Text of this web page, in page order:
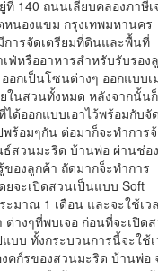
140 ถนนเลียบคลองภาษี
นองแขม กรุงเทพมหานคร
การจัดเตรียมที่ดินและพื้นที่
ฟ่หรืออาหารสำหรับรับรอง
อกเป็นโซนต่างๆ ออกแบบเ
ในสวนทั้งหมด หลังจากนั้น
ด้ออกแบบเอาไว้พร้อมกับจั
ร้อมๆกัน ต่อมาก็จะทำการ
สวนมะริด บ้านพ่อ ผ่านช่อ
องลูกค้า ถัดมากจ็ะทำการ
จะเปิดสวนเป็นแบบ Soft
ะมาณ 1 เดือน และจะใช้เว
างๆที่พบเจอ ก่อนที่จะเปิด
บบ ทั้งกระบวนการนี้จะใช้
คก์รของสวนมะริด บ้านพ่อ